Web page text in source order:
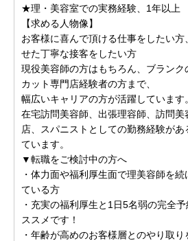
★理・美容室での実務経験、1年以上
【求める人物像】
お客様に喜んで頂ける仕事をしたい
せた丁寧な接客をしたい方
現役美容師の方はもちろん、ブラン
カット専門店経験者の方まで、
幅広いキャリアの方が活躍しています。
在宅訪問美容師、出張理容師、訪問
店、スパニストとしての勤務経験があ
ています。
▼転職をご検討中の方へ
・体力面や福利厚生面で理美容師を
ている方
・充実の福利厚生と1日5名弱の完全
ススメです！
・年齢が高めのお客様層とのやり取り